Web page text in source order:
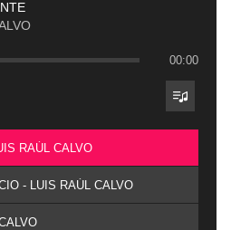
00:00
RAÚL CALVO
- LUIS RAÚL CALVO